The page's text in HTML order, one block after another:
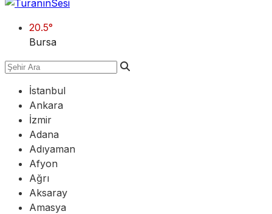
20.5°
Bursa
İstanbul
Ankara
İzmir
Adana
Adıyaman
Afyon
Ağrı
Aksaray
Amasya